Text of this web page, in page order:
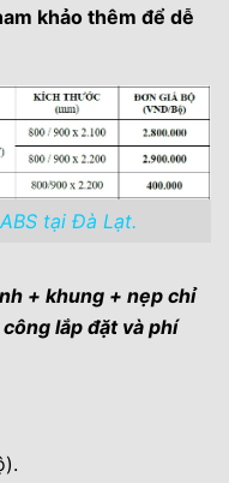
khảo thêm để dễ
tại Đà Lạt.
+ khung + nẹp chỉ
lắp đặt và phí